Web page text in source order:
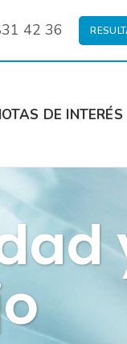
42 36
DE INTERÉS